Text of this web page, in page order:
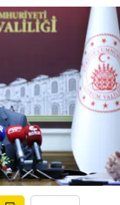
Elazığ
Eskişehir
Gaziantep
Giresun
Gümüşhane
Hakkari